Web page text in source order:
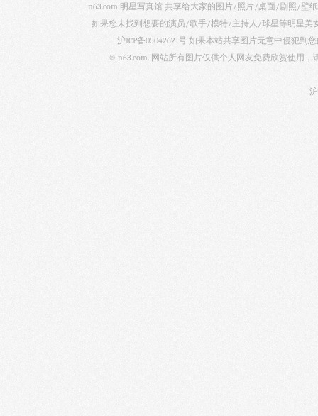
n63.com 明星写真馆 共享给大家的图片/照片/桌面/剧照/壁
如果您未找到想要的演员/歌手/模特/主持人/球星等明星美
沪ICP备05042621号 如果本站共享图片无意中侵犯到
© n63.com. 网站所有图片仅供个人网友免费欣赏使用